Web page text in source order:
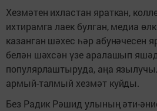
Хезмәтен ихластан яраткан,
ихтирамга лаек булган, медиа
казанган шәхес һәр абунәчесен
белән шәхсән үзе аралашып
популярлаштыруда, аңа
армый-талмый хезмәт куйды.
Без Радик Рәшид улының әти-